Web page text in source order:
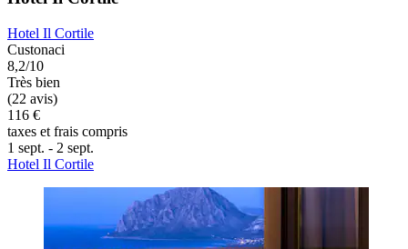
Hotel Il Cortile
Custonaci
8,2/10
Très bien
(22 avis)
116 €
taxes et frais compris
1 sept. - 2 sept.
Hotel Il Cortile